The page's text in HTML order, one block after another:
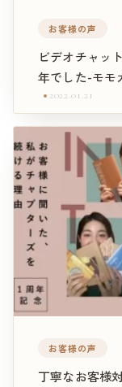
お客様の声
ビデオチャッ
年でした-モモ
2022.01.21
お客様の声
丁寧なお客様